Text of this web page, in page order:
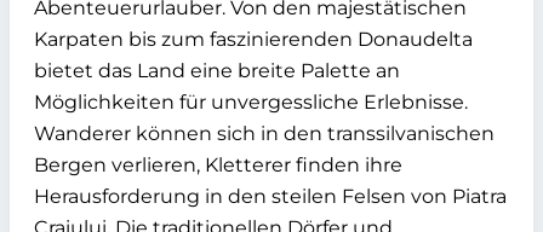
Abenteuerurlauber. Von den majestätischen
Karpaten bis zum faszinierenden Donaudelta
bietet das Land eine breite Palette an
Möglichkeiten für unvergessliche Erlebnisse.
Wanderer können sich in den transsilvanischen
Bergen verlieren, Kletterer finden ihre
Herausforderung in den steilen Felsen von Piatra